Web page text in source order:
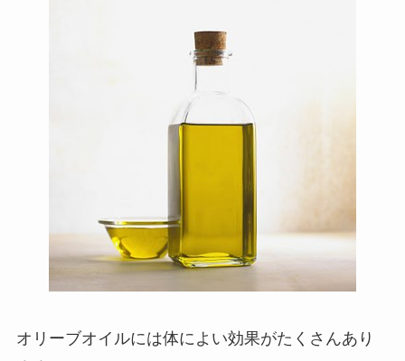
オリーブオイルには体によい効果がたくさんあり